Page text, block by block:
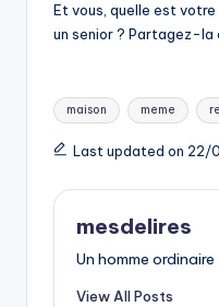
Et vous, quelle est
un senior ? Partagez-la
Tags:
maison meme
Last updated on 22/
mesdelires
Un homme ordinaire
View All Posts